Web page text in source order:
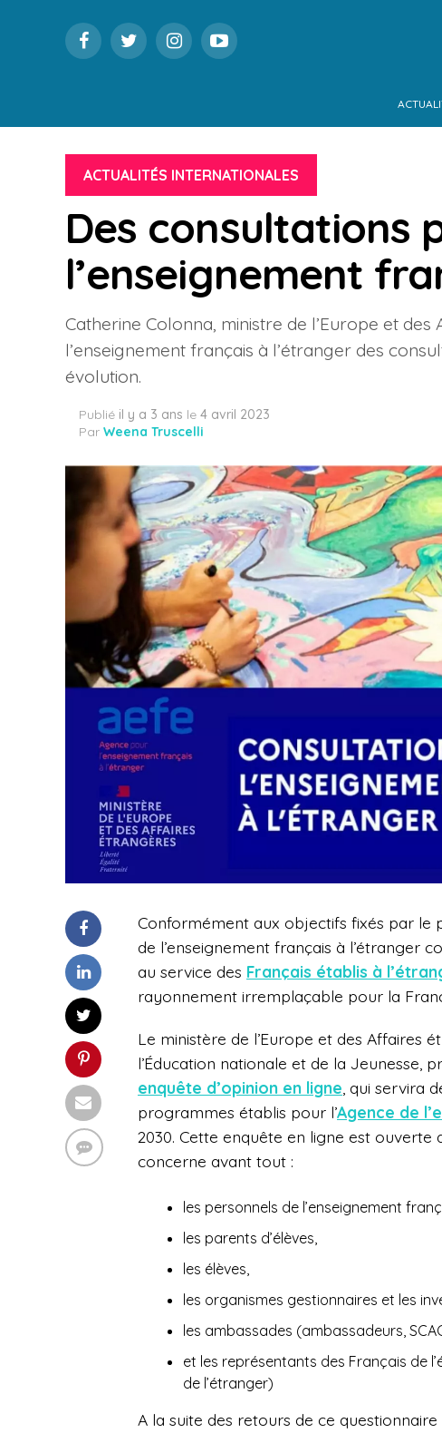
ACTUALITÉS INTERNATIONALES
Des consultations
l’enseignement
Catherine Colonna, ministre de l’Europe et
l’enseignement français à l’étranger des
évolution.
Publié il y a 3 ans le 4 avril 2023
Par Weena Truscelli
Conformément aux objectifs fixés par le
de l’enseignement français à l’étranger
au service des Français établis à
rayonnement irremplaçable pour la
Le ministère de l’Europe et des Affaires
l’Éducation nationale et de la Jeunesse,
enquête d’opinion en ligne , qui servira
programmes établis pour l’Agence de
2030. Cette enquête en ligne est ouverte
concerne avant tout :
les personnels de l’enseignement
les parents d’élèves,
les élèves,
les organismes gestionnaires et les
les ambassades (ambassadeurs,
et les représentants des Français de
de l’étranger)
A la suite des retours de ce